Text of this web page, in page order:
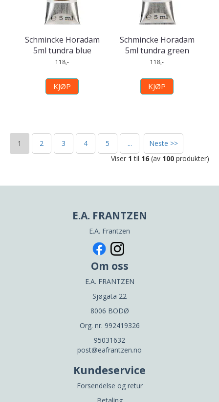
Schmincke Horadam
5ml tundra blue
118,-
KJØP
Schmincke Horadam
5ml tundra green
118,-
KJØP
1 2 3 4 5 ...
Neste >>
Viser 1 til 16 (av 100 produkter)
E.A. FRANTZEN
E.A. Frantzen
Om oss
E.A. FRANTZEN
Sjøgata 22
8006 BODØ
Org. nr. 992419326
95031632
post@eafrantzen.no
Kundeservice
Forsendelse og retur